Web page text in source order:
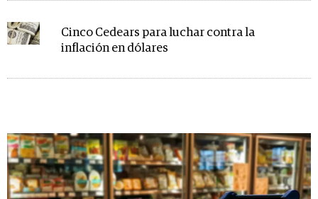
Cinco Cedears para luchar contra la
inflación en dólares